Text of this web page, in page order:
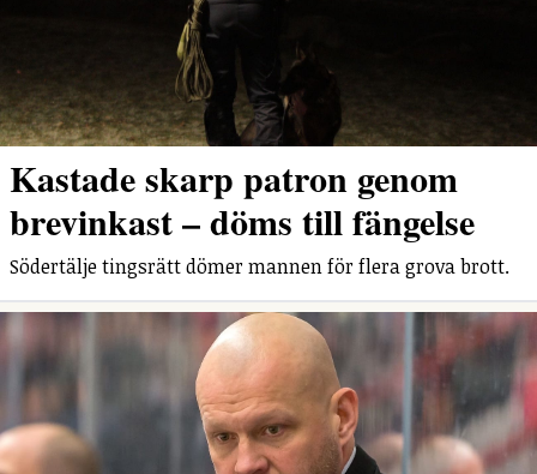
Kastade skarp patron genom
brevinkast – döms till fängelse
Södertälje tingsrätt dömer mannen för flera grova brott.